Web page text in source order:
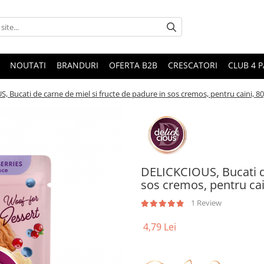
NOUTATI BRANDURI OFERTA B2B CRESCATORI CLUB 4
Bucati de carne de miel si fructe de padure in sos cremos, pentru caini,
DELICKCIOUS,
sos cremos, pentru
1 Review
4,79 Lei